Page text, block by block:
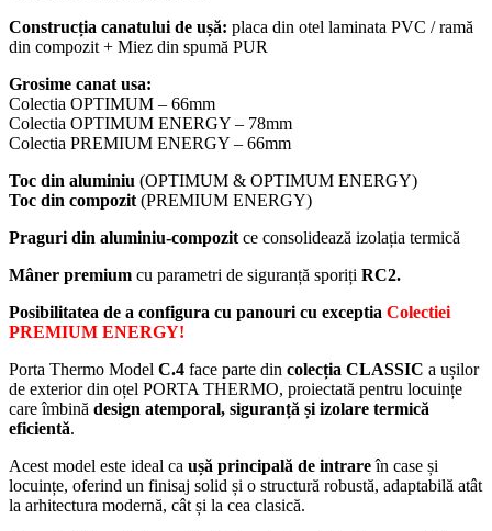
Construcția canatului de ușă: placa din otel laminata PVC / ramă
din compozit + Miez din spumă PUR
Grosime canat usa:
Colectia OPTIMUM – 66mm
Colectia OPTIMUM ENERGY – 78mm
Colectia PREMIUM ENERGY – 66mm
Toc din aluminiu (OPTIMUM & OPTIMUM ENERGY)
Toc din compozit (PREMIUM ENERGY)
Praguri din aluminiu-compozit ce consolidează izolația termică
Mâner premium cu parametri de siguranță sporiți RC2.
Posibilitatea de a configura cu panouri cu exceptia Colectiei
PREMIUM ENERGY!
Porta Thermo Model C.4 face parte din colecția CLASSIC a ușilor
de exterior din oțel PORTA THERMO, proiectată pentru locuințe
care îmbină design atemporal, siguranță și izolare termică
eficientă.
Acest model este ideal ca ușă principală de intrareîn case și
locuințe, oferind un finisaj solid și o structură robustă, adaptabilă atât
la arhitectura modernă, cât și la cea clasică.